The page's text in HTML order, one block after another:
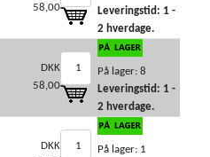
58,00
Leveringstid: 1 -
2 hverdage.
DKK
58,00
På lager: 8
Leveringstid: 1 -
2 hverdage.
DKK
På lager: 1